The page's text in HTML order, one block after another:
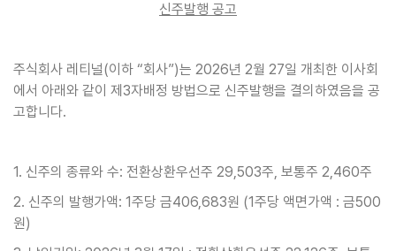
신주발행 공고
주식회사 레티널(이하 “회사”)는 2026년 2월 27일 개최한 이사회
에서 아래와 같이 제3자배정 방법으로 신주발행을 결의하였음을 공
고합니다.
1. 신주의 종류와 수: 전환상환우선주 29,503주, 보통주 2,460주
2. 신주의 발행가액: 1주당 금406,683원 (1주당 액면가액 : 금500
원)